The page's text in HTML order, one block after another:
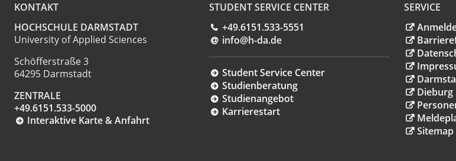
KONTAKT
HOCHSCHULE DARMSTADT
University of Applied Sciences
Schöfferstraße 3
64295 Darmstadt
ZENTRALE
+49.6151.533-5000
Interaktive Karte & Anfahrt
STUDENT SERVICE CENTER
+49.6151.533-5551
info@h-da.de
Student Service Center
Studienberatung
Studienangebot
Karrierestart
SERVICE
Dieburg
Sitemap